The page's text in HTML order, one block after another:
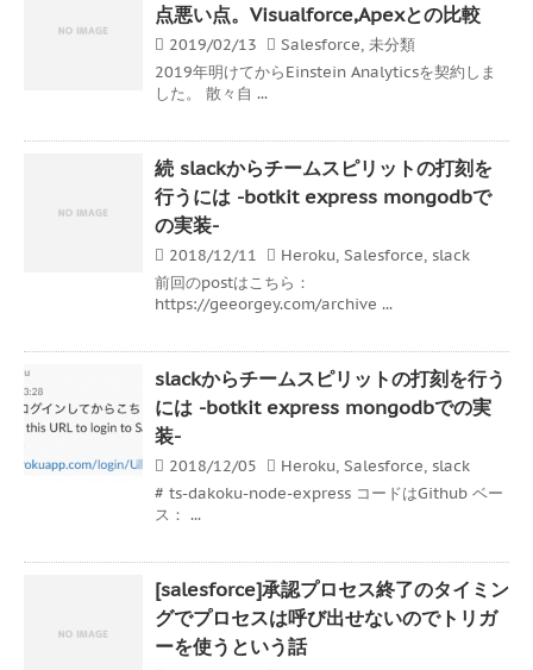
点悪い点。Visualforce,Apexとの比較
2019/02/13 Salesforce, 未分類
2019年明けてからEinstein Analyticsを契約しま
した。 散々自 ...
続 slackからチームスピリットの打刻を
行うには -botkit express mongodbで
の実装-
2018/12/11 Heroku, Salesforce, slack
前回のpostはこちら：
https://geeorgey.com/archive ...
slackからチームスピリットの打刻を行う
には -botkit express mongodbでの実
装-
2018/12/05 Heroku, Salesforce, slack
# ts-dakoku-node-express コードはGithub ベー
ス： ...
[salesforce]承認プロセス終了のタイミン
グでプロセスは呼び出せないのでトリガ
ーを使うという話